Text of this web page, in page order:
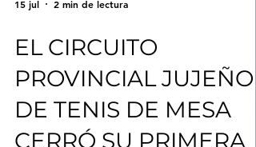
15 jul 2 min de lectura
EL CIRCUITO